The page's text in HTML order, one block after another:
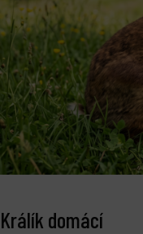
Králík domácí